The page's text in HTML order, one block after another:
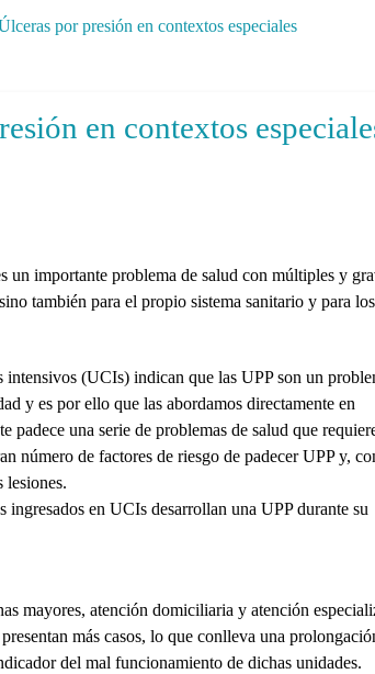
por presión en contextos especiales
en contextos
un importante problema de salud con múltiples y
también para el propio sistema sanitario y para los
(UCIs) indican que las UPP son un
y es por ello que las abordamos directamente en
padece una serie de problemas de salud que
número de factores de riesgo de padecer UPP y,
lesiones.
ingresados en UCIs desarrollan una UPP durante su
mayores, atención domiciliaria y atención
más casos, lo que conlleva una
del mal funcionamiento de dichas unidades.